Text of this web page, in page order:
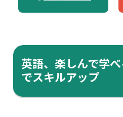
英語、楽しんで学
でスキルアップ